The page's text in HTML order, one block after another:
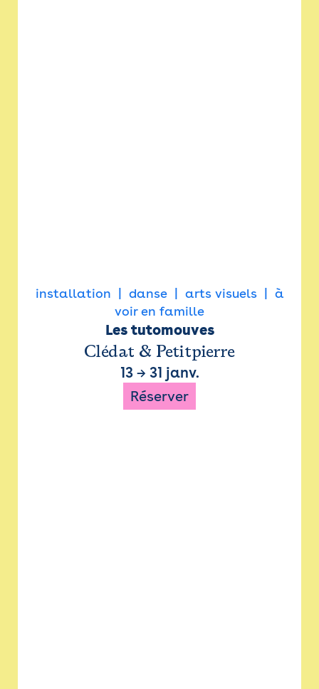
installation danse arts visuels
à
voir en famille
Les tutomouves
Clédat & Petitpierre
13→ 31 janv.
Réserver